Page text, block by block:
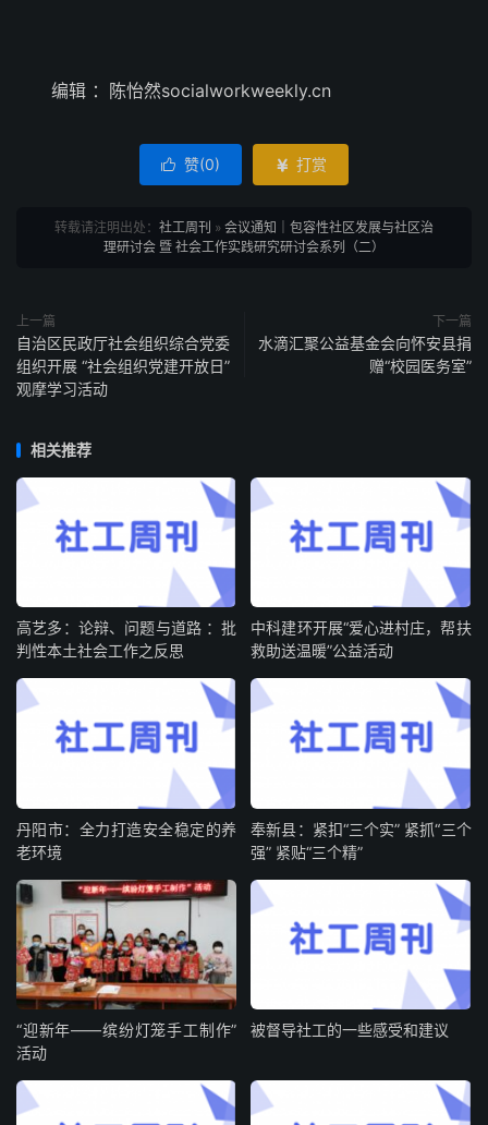
编辑 ：陈怡然socialworkweekly.cn
 赞(0)  打赏
转载请注明出处： 社工周刊 » 会议通知｜包容性社区发展与社区治
理研讨会 暨 社会工作实践研究研讨会系列（二）
上一篇
自治区民政厅社会组织综合党委
组织开展 “社会组织党建开放日”
观摩学习活动
下一篇
水滴汇聚公益基金会向怀安县捐
赠“校园医务室”
相关推荐
高艺多：论辩、问题与道路 ：批
判性本土社会工作之反思
中科建环开展“爱心进村庄，帮扶
救助送温暖”公益活动
丹阳市：全力打造安全稳定的养
老环境
奉新县：紧扣“三个实” 紧抓“三个
强” 紧贴“三个精”
“迎新年——缤纷灯笼手工制作”
活动
被督导社工的一些感受和建议